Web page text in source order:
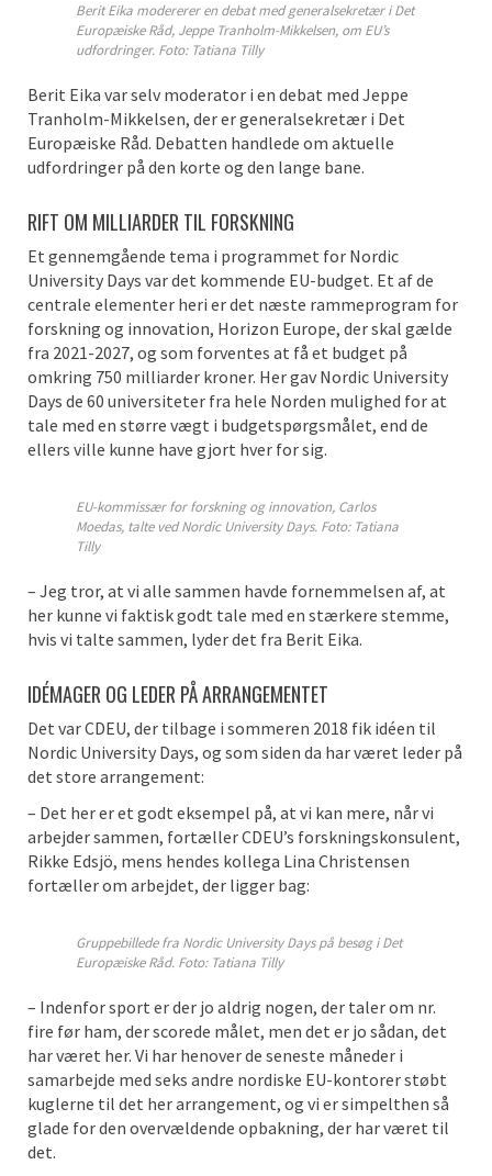
Berit Eika modererer en debat med generalsekretær i Det
Europæiske Råd, Jeppe Tranholm-Mikkelsen, om EU’s
udfordringer. Foto: Tatiana Tilly
Berit Eika var selv moderator i en debat med Jeppe
Tranholm-Mikkelsen, der er generalsekretær i Det
Europæiske Råd. Debatten handlede om aktuelle
udfordringer på den korte og den lange bane.
RIFT OM MILLIARDER TIL FORSKNING
Et gennemgående tema i programmet for Nordic
University Days var det kommende EU-budget. Et af de
centrale elementer heri er det næste rammeprogram for
forskning og innovation, Horizon Europe, der skal gælde
fra 2021-2027, og som forventes at få et budget på
omkring 750 milliarder kroner. Her gav Nordic University
Days de 60 universiteter fra hele Norden mulighed for at
tale med en større vægt i budgetspørgsmålet, end de
ellers ville kunne have gjort hver for sig.
EU-kommissær for forskning og innovation, Carlos
Moedas, talte ved Nordic University Days. Foto: Tatiana
Tilly
– Jeg tror, at vi alle sammen havde fornemmelsen af, at
her kunne vi faktisk godt tale med en stærkere stemme,
hvis vi talte sammen, lyder det fra Berit Eika.
IDÉMAGER OG LEDER PÅ ARRANGEMENTET
Det var CDEU, der tilbage i sommeren 2018 fik idéen til
Nordic University Days, og som siden da har været leder på
det store arrangement:
– Det her er et godt eksempel på, at vi kan mere, når vi
arbejder sammen, fortæller CDEU’s forskningskonsulent,
Rikke Edsjö, mens hendes kollega Lina Christensen
fortæller om arbejdet, der ligger bag:
Gruppebillede fra Nordic University Days på besøg i Det
Europæiske Råd. Foto: Tatiana Tilly
– Indenfor sport er der jo aldrig nogen, der taler om nr.
fire før ham, der scorede målet, men det er jo sådan, det
har været her. Vi har henover de seneste måneder i
samarbejde med seks andre nordiske EU-kontorer støbt
kuglerne til det her arrangement, og vi er simpelthen så
glade for den overvældende opbakning, der har været til
det.